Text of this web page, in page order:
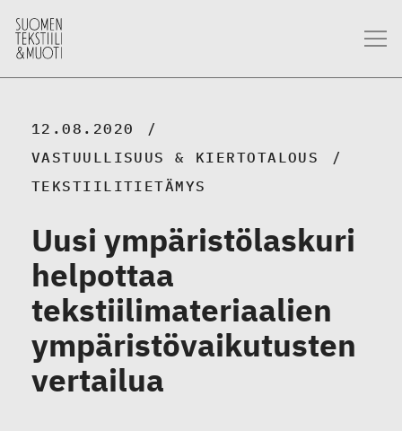
12.08.2020
VASTUULLISUUS & KIERTOTALOUS
TEKSTIILITIETÄMYS
Uusi ympäristölaskuri
helpottaa
tekstiilimateriaalien
ympäristövaikutusten
vertailua